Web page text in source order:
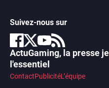
Suivez-nous sur
ActuGaming, la presse
l'essentiel
ContactPublicitéL’équipe